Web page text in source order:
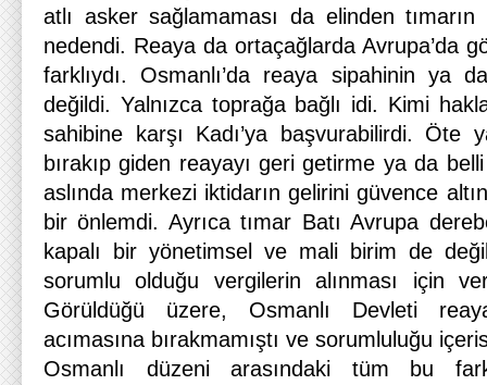
atlı asker sağlamaması da elinden
nedendi. Reaya da ortaçağlarda Avrupa’da
farklıydı. Osmanlı’da reaya sipahinin ya
değildi. Yalnızca toprağa bağlı idi. Kimi
sahibine karşı Kadı’ya başvurabilirdi. Öte
bırakıp giden reayayı geri getirme ya da
aslında merkezi iktidarın gelirini güvence
bir önlemdi. Ayrıca tımar Batı Avrupa
kapalı bir yönetimsel ve mali birim de
sorumlu olduğu vergilerin alınması için
Görüldüğü üzere, Osmanlı Devleti
acımasına bırakmamıştı ve sorumluluğu
Osmanlı düzeni arasındaki tüm bu